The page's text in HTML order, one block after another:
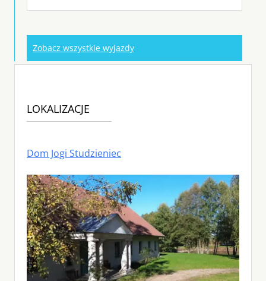
Zobacz wszystkie wyjazdy
LOKALIZACJE
Dom Jogi Studzieniec